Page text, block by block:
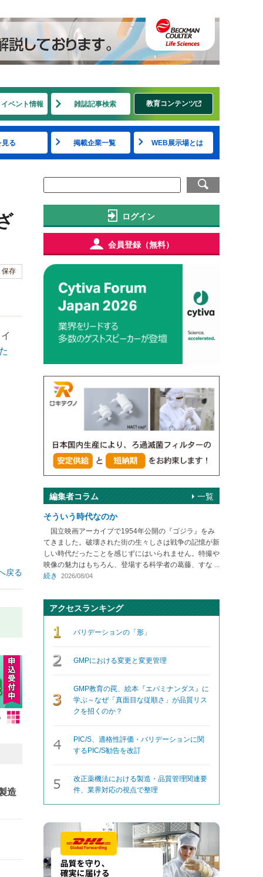
ベント情報 雑誌記事検索 教育コンテンツ
る 掲載企業一覧 WEB展示場とは
保存
戻る
造
ログイン
会員登録（無料）
編集者コラム
そういう時代なのか
国立映画アーカイブで1954年公開の『ゴジラ』をみ
てきました。破壊された街の生々しさは戦争の記憶が新
しい時代だったことを感じずにはいられません。特撮や
映像の魅力はもちろん、登場する科学者の葛藤、すな ...
続き
2026/08/04
一覧
アクセスランキング
バリデーションの「形」
GMPにおける変更と変更管理
GMP教育の罠、絵本『エパミナンダス』に
学ぶ～なぜ「真面目な従順さ」が品質リス
クを招くのか？
PIC/S、適格性評価・バリデーションに関
するPIC/S勧告を改訂
改正薬機法における製造・品質管理関連要
件、業界対応の視点で整理